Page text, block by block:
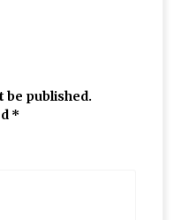
be published.
*